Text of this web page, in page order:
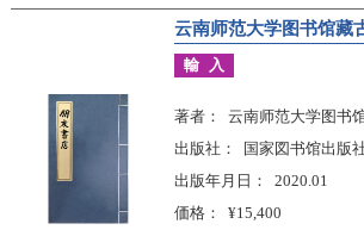
云南师范大学图书馆藏
輸入
著者
云南师范大学图书
出版社
国家図书馆出版
出版年月日
2020.01
価格
¥15,400